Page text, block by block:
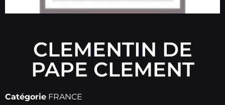
CLEMENTIN DE
PAPE CLEMENT
Catégorie FRANCE